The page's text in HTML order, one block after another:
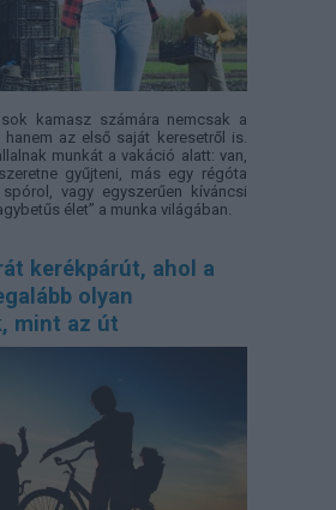
kamasz számára nemcsak a
hanem az első saját keresetről is.
munkát a vakáció alatt: van,
gyűjteni, más egy régóta
vagy egyszerűen kíváncsi
élet” a munka világában.
kerékpárút, ahol a
olyan
mint az út